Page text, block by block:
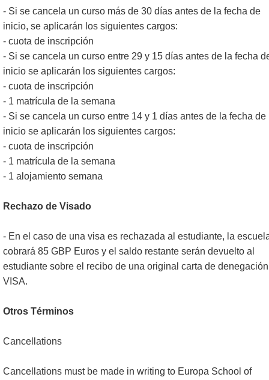
- Si se cancela un curso más de 30 días antes de la fecha de
inicio, se aplicarán los siguientes cargos:
- cuota de inscripción
- Si se cancela un curso entre 29 y 15 días antes de la fecha
inicio se aplicarán los siguientes cargos:
- cuota de inscripción
- 1 matrícula de la semana
- Si se cancela un curso entre 14 y 1 días antes de la fecha de
inicio se aplicarán los siguientes cargos:
- cuota de inscripción
- 1 matrícula de la semana
- 1 alojamiento semana
Rechazo de Visado
- En el caso de una visa es rechazada al estudiante, la
cobrará 85 GBP Euros y el saldo restante serán devuelto al
estudiante sobre el recibo de una original carta de
VISA.
Otros Términos
Cancellations
Cancellations must be made in writing to Europa School of